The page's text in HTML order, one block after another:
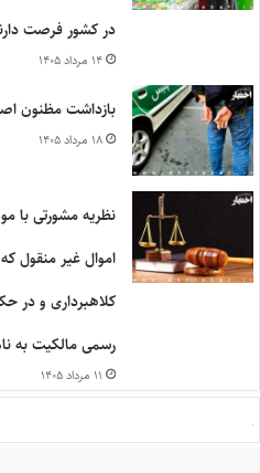
در کشور فرصت
۱۴ مرداد ۱۴۰۵
بازداشت مظنون
۱۸ مرداد ۱۴۰۵
نظریه مشورتی با
اموال غیر منقول
کلاهبرداری و در
رسمی مالکیت به
۱۱ مرداد ۱۴۰۵